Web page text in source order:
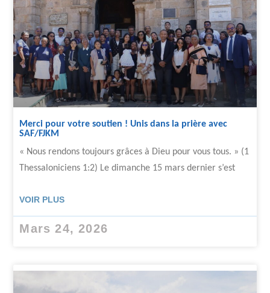
Merci pour votre soutien ! Unis dans la prière avec
SAF/FJKM
« Nous rendons toujours grâces à Dieu pour vous tous. » (1
Thessaloniciens 1:2) Le dimanche 15 mars dernier s’est
VOIR PLUS
Mars 24, 2026